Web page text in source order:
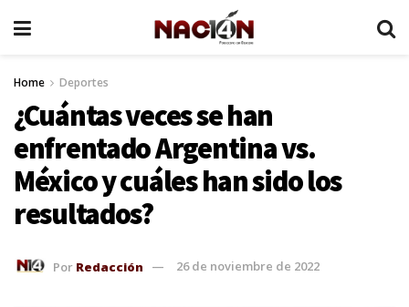
Home Deportes
¿Cuántas veces se han
enfrentado Argentina vs.
México y cuáles han sido los
resultados?
Por Redacción 26 de noviembre de 2022